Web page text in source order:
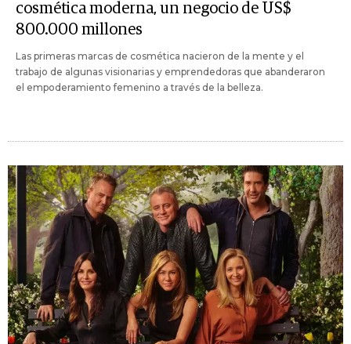
cosmética moderna, un negocio de US$
800.000 millones
Las primeras marcas de cosmética nacieron de la mente y el
trabajo de algunas visionarias y emprendedoras que abanderaron
el empoderamiento femenino a través de la belleza.